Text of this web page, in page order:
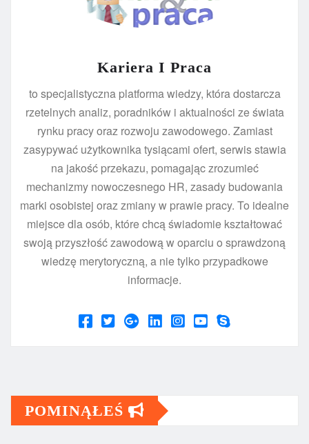
Kariera I Praca
to specjalistyczna platforma wiedzy, która dostarcza
rzetelnych analiz, poradników i aktualności ze świata
rynku pracy oraz rozwoju zawodowego. Zamiast
zasypywać użytkownika tysiącami ofert, serwis stawia
na jakość przekazu, pomagając zrozumieć
mechanizmy nowoczesnego HR, zasady budowania
marki osobistej oraz zmiany w prawie pracy. To idealne
miejsce dla osób, które chcą świadomie kształtować
swoją przyszłość zawodową w oparciu o sprawdzoną
wiedzę merytoryczną, a nie tylko przypadkowe
informacje.
POMINĄŁEŚ